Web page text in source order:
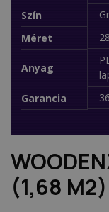
Szín
Méret
Anyag
Garancia
(1,68 M2)